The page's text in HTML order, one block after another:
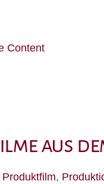
Content
aus
Produktfilm,